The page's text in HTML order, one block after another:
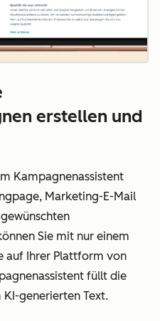
erstellen und
Kampagnenassistent
Marketing-E-Mail
Sie mit nur einem
auf Ihrer Plattform von
füllt die
generierten Text.